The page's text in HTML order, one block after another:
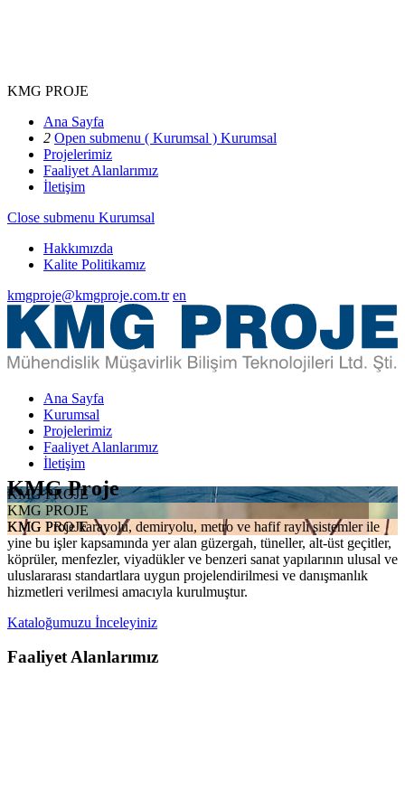
KMG PROJE
Ana Sayfa
2 Open submenu ( Kurumsal ) Kurumsal
Projelerimiz
Faaliyet Alanlarımız
İletişim
Close submenu Kurumsal
Hakkımızda
Kalite Politikamız
kmgproje@kmgproje.com.tr en
Ana Sayfa
Kurumsal
Projelerimiz
Faaliyet Alanlarımız
İletişim
KMG PROJE
KMG PROJE
KMG PROJE
KMG Proje
KMG Proje karayolu, demiryolu, metro ve hafif raylı sistemler ile
yine bu işler kapsamında yer alan güzergah, tüneller, alt-üst geçitler,
köprüler, menfezler, viyadükler ve benzeri sanat yapılarının ulusal ve
uluslararası standartlara uygun projelendirilmesi ve danışmanlık
hizmetleri verilmesi amacıyla kurulmuştur.
Kataloğumuzu İnceleyiniz
Faaliyet Alanlarımız